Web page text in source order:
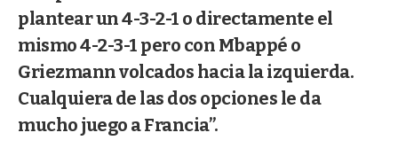
plantear un 4-3-2-1 o directamente el
mismo 4-2-3-1 pero con Mbappé o
Griezmann volcados hacia la izquierda.
Cualquiera de las dos opciones le da
mucho juego a Francia”.